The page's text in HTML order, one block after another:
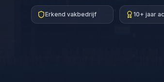
Erkend vakbedrijf 10+ jaar